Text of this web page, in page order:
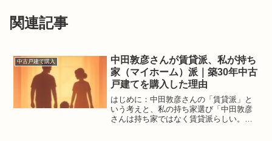
関連記事
中古戸建て購入
中田敦彦さんが賃貸派、私が持ち
家（マイホーム）派｜築30年中古
戸建てを購入した理由
はじめに：中田敦彦さんの「賃貸派」と
いう考えと、私の持ち家選び「中田敦彦
さんは持ち家ではなく賃貸派らしい。」